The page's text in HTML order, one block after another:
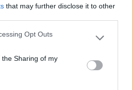
that may further disclose it to other
app uses one or more Google
usage behaviour. You may click to
Google and its third-party tags to
purposes in below Google
Opt Outs
Sharing of my